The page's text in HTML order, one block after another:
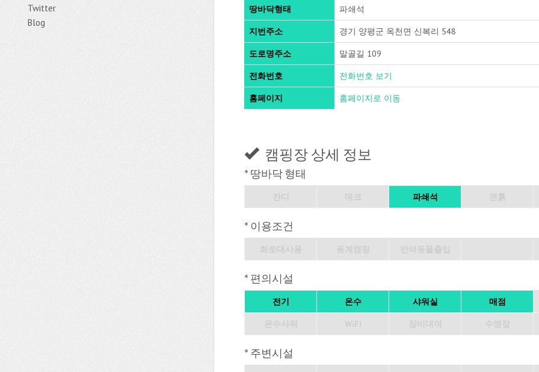
Twitter
Blog
땅바닥형태 파쇄석
지번주소 경기 양평군 옥천면 신복리 548
도로명주소 말골길 109
전화번호 전화번호 보기
홈페이지 홈페이지로 이동
캠핑장 상세 정보
* 땅바닥 형태
파쇄석
* 이용조건
* 편의시설
전기 온수 샤워실 매점
* 주변시설